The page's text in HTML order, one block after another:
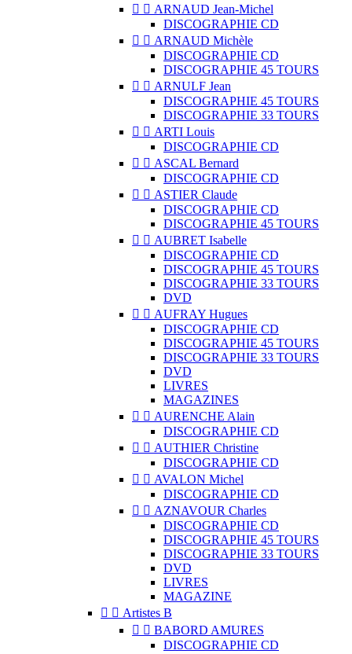
  ARNAUD Jean-Michel
DISCOGRAPHIE CD
  ARNAUD Michèle
DISCOGRAPHIE CD
DISCOGRAPHIE 45 TOURS
  ARNULF Jean
DISCOGRAPHIE 45 TOURS
DISCOGRAPHIE 33 TOURS
  ARTI Louis
DISCOGRAPHIE CD
  ASCAL Bernard
DISCOGRAPHIE CD
  ASTIER Claude
DISCOGRAPHIE CD
DISCOGRAPHIE 45 TOURS
  AUBRET Isabelle
DISCOGRAPHIE CD
DISCOGRAPHIE 45 TOURS
DISCOGRAPHIE 33 TOURS
DVD
  AUFRAY Hugues
DISCOGRAPHIE CD
DISCOGRAPHIE 45 TOURS
DISCOGRAPHIE 33 TOURS
DVD
LIVRES
MAGAZINES
  AURENCHE Alain
DISCOGRAPHIE CD
  AUTHIER Christine
DISCOGRAPHIE CD
  AVALON Michel
DISCOGRAPHIE CD
  AZNAVOUR Charles
DISCOGRAPHIE CD
DISCOGRAPHIE 45 TOURS
DISCOGRAPHIE 33 TOURS
DVD
LIVRES
MAGAZINE
  Artistes B
  BABORD AMURES
DISCOGRAPHIE CD